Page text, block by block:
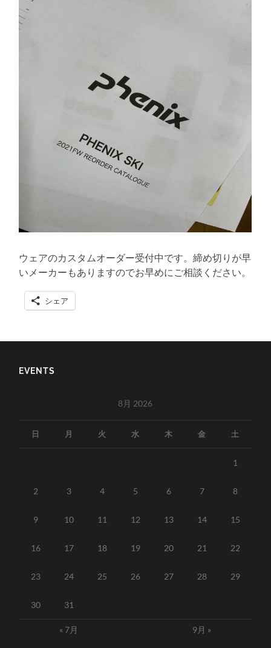
ウェアのカスタムオーダー受付中です。締め切りが早
いメーカーもありますのでお早めにご相談ください。
シェア
EVENTS
8月 2026
日 月 火 水 木 金 土
1
2 3 4 5 6 7 8
9 10 11 12 13 14 15
16 17 18 19 20 21 22
23 24 25 26 27 28 29
30 31
« 7月 9月 »